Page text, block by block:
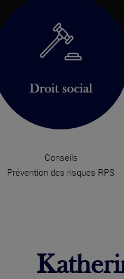
Conseils
Prévention des risques RPS